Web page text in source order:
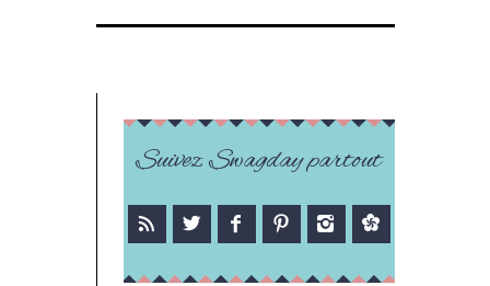
Suivez Swagday partout